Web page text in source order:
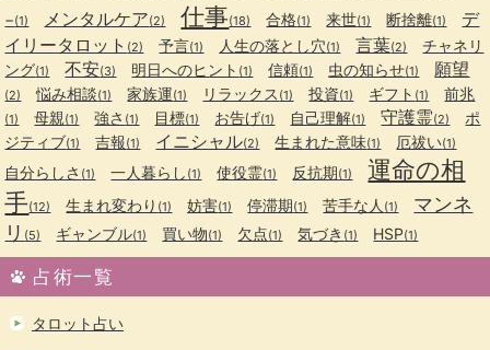
−(1) メンタルケア(2) 仕事(18) 合格(1) 来世(1) 断捨離(1)
デ
イリータロット (2) 予言(1) 人生の落とし穴(1) 言葉(2)
チャネリ
ング(1) 不安(3) 明日へのヒント (1) 信頼(1) 虫の知らせ(1) 願望
(2) 悩み相談(1) 家族運(1) リラックス (1) 投資(1) ギフト (1) 前兆
(1) 母親(1) 強さ (1) 目標(1) お告げ(1) 自己理解(1) 守護霊(2)
ポ
ジティブ(1) 吉報(1) イニシャル(2) 生まれた意味(1) 厄祓い(1)
自分らしさ (1) 一人暮らし (1) 使役霊(1) 反抗期(1)
運命の相
手(12) 生まれ変わり (1) 妨害(1) 停滞期(1) 苦手な人 (1)
マンネ
リ (5) ギャンブル(1) 買い物(1) 欠点(1) 気づき (1) HSP(1)
占術一覧
タロット占い